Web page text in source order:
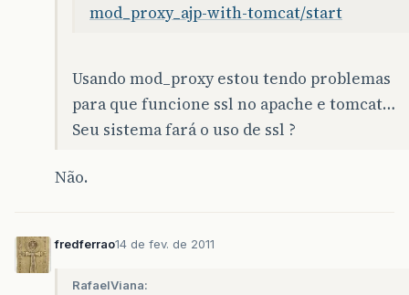
mod_proxy_ajp-with-tomcat/start
Usando mod_proxy estou tendo problemas
para que funcione ssl no apache e tomcat…
Seu sistema fará o uso de ssl ?
Não.
fredferrao14 de fev. de 2011
RafaelViana: